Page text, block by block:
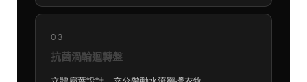
03
抗菌渦輪迴轉盤